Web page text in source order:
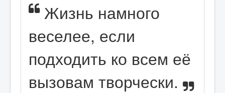
Поиск
Жизнь намного
веселее, если
подходить ко всем её
вызовам творчески.